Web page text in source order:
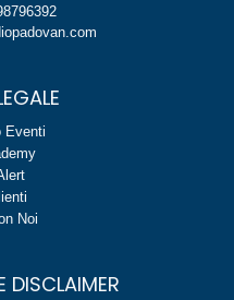
Eventi
Noi
DISCLAIMER